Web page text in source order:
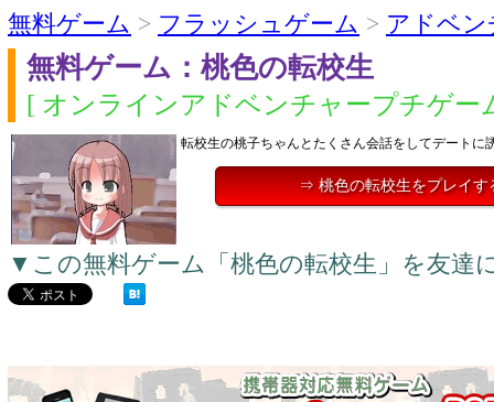
無料ゲーム > フラッシュゲーム > アドベン
無料ゲーム：桃色の転校生
[ オンラインアドベンチャープチゲー
転校生の桃子ちゃんとたくさん会話をしてデートに
⇒ 桃色の転校生をプレイす
▼この無料ゲーム「桃色の転校生」を友達